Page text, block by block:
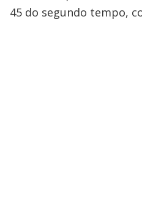
45 do segundo tempo,